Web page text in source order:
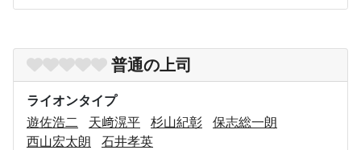
普通の上司
ライオンタイプ
遊佐浩二
天﨑滉平 杉山紀彰
保志総一朗
西山宏太朗
石井孝英